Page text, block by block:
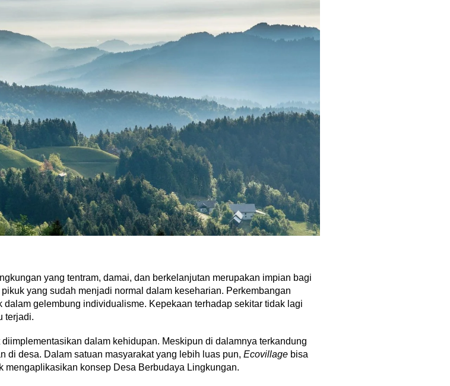
yang tentram, damai, dan berkelanjutan merupakan impian bagi
yang sudah menjadi normal dalam keseharian. Perkembangan
gelembung individualisme. Kepekaan terhadap sekitar tidak lagi
terjadi.
dalam kehidupan. Meskipun di dalamnya terkandung
di desa. Dalam satuan masyarakat yang lebih luas pun, Ecovillage bisa
konsep Desa Berbudaya Lingkungan.